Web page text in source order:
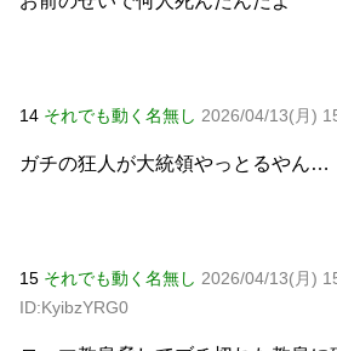
14 それでも動く名無し 2026/04/13(月)
ガチの狂人が大統領やっとるやん…
15 それでも動く名無し 2026/04/13(月)
ID:KyibzYRG0